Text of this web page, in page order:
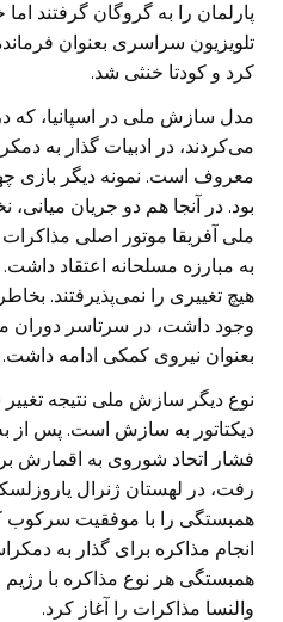
پارلمان را به گروگان گرفتند
تلویزیون سراسری بعنوان
کرد و کودتا خنثی شد.
مدل سازش ملی در اسپانیا، که
می‌کردند، در ادبیات گذار به
معروف است. نمونه دیگر بازی
بود. در آنجا هم دو جریان
ملی آفریقا موتور اصلی
به مبارزه مسلحانه اعتقاد
هیچ تغییری را نمی‌پذیرفتند.
وجود داشت، در سرتاسر دوران
بعنوان نیروی کمکی ادامه داشت.
نوع دیگر سازش ملی نتیجه تغییر
دیکتاتور به سازش است. پس از
فشار اتحاد شوروی به اقمارش
رفت، در لهستان ژنرال
همبستگی را با موفقیت سرکوب
انجام مذاکره برای گذار به
همبستگی هر نوع مذاکره با رژیم
والنسا مذاکرات را آغاز کرد.